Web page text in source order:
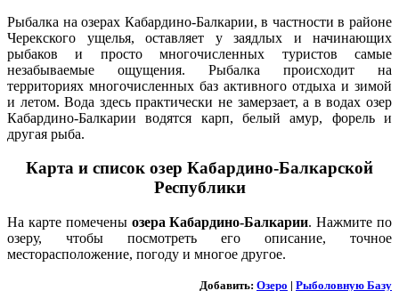
Рыбалка на озерах Кабардино-Балкарии, в частности в районе
Черекского ущелья, оставляет у заядлых и начинающих
рыбаков и просто многочисленных туристов самые
незабываемые ощущения. Рыбалка происходит на
территориях многочисленных баз активного отдыха и зимой
и летом. Вода здесь практически не замерзает, а в водах озер
Кабардино-Балкарии водятся карп, белый амур, форель и
другая рыба.
Карта и список озер Кабардино-Балкарской
Республики
На карте помечены озера Кабардино-Балкарии. Нажмите по
озеру, чтобы посмотреть его описание, точное
месторасположение, погоду и многое другое.
Добавить: Озеро | Рыболовную Базу